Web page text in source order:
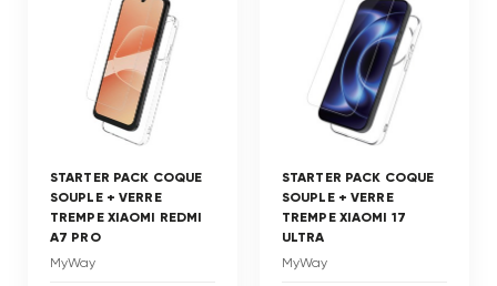
STARTER PACK COQUE
SOUPLE + VERRE
TREMPE XIAOMI REDMI
A7 PRO
MyWay
STARTER PACK COQUE
SOUPLE + VERRE
TREMPE XIAOMI 17
ULTRA
MyWay